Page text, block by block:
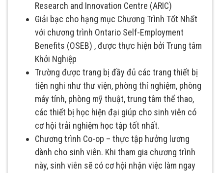
Research and Innovation Centre (ARIC)
Giải bạc cho hạng mục Chương Trình Tốt Nhất
với chương trình Ontario Self-Employment
Benefits (OSEB) , được thực hiện bởi Trung tâm
Khởi Nghiệp
Trường được trang bị đầy đủ các trang thiết bị
tiện nghi như thư viện, phòng thí nghiệm, phòng
máy tính, phòng mỹ thuật, trung tâm thể thao,
các thiết bị học hiện đại giúp cho sinh viên có
cơ hội trải nghiệm học tập tốt nhất.
Chương trình Co-op – thực tập hưởng lương
dành cho sinh viên. Khi tham gia chương trình
này, sinh viên sẽ có cơ hội nhận việc làm ngay